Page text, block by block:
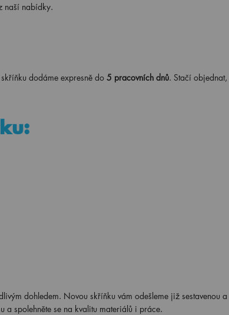
naší nabídky.
dodáme expresně do 5 pracovních dnů. Stačí
dohledem. Novou skříňku vám odešleme již sestavenou a
a spolehněte se na kvalitu materiálů i práce.